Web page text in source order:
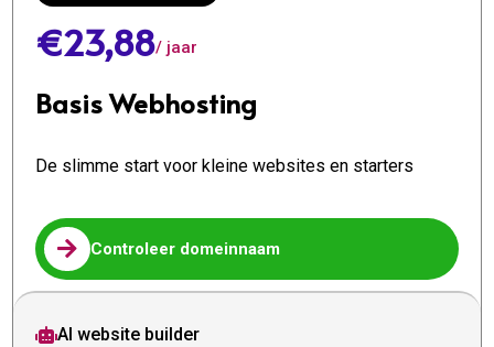
€23,88/ jaar
Basis Webhosting
De slimme start voor kleine websites en starters
 Controleer domeinnaam
AI website builder